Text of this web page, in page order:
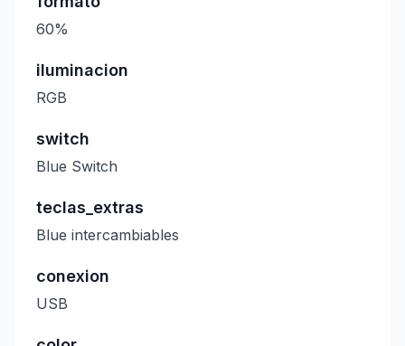
60%
iluminacion
RGB
switch
Blue Switch
teclas_extras
Blue intercambiables
conexion
USB